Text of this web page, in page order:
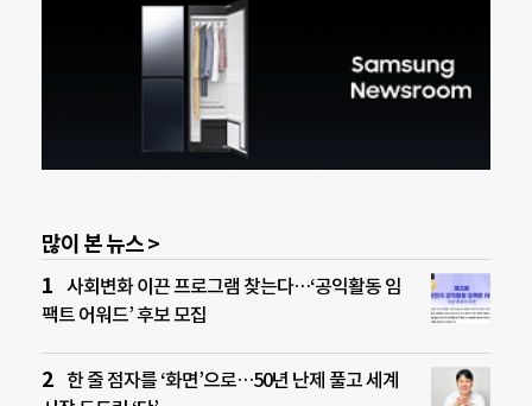
많이 본 뉴스 >
사회변화 이끈 프로그램 찾는다…‘공익활동 임
팩트 어워드’ 후보 모집
한 줄 점자를 ‘화면’으로…50년 난제 풀고 세계